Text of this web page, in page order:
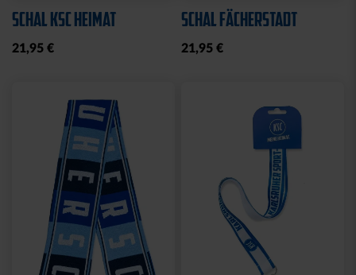
SCHAL KSC HEIMAT
21,95 €
SCHAL FÄCHERSTADT
21,95 €